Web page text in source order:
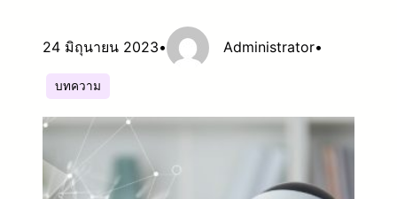
24 มิถุนายน 2023• Administrator•
บทความ